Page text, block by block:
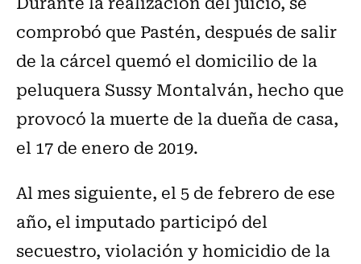
comprobó que Pastén, después de salir
de la cárcel quemó el domicilio de la
peluquera Sussy Montalván, hecho que
provocó la muerte de la dueña de casa,
el 17 de enero de 2019.
Al mes siguiente, el 5 de febrero de ese
año, el imputado participó del
secuestro, violación y homicidio de la